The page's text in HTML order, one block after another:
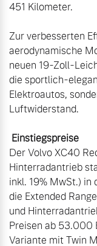
451 Kilometer.
Zur verbesserten
aerodynamische
neuen 19-Zoll-
die sportlich-
Elektroautos,
Luftwiderstand.
Einstiegspreise
Der Volvo XC40
Hinterradantrieb
inkl. 19% MwSt.)
die Extended
und
Preisen ab 53.000
Variante mit Twin